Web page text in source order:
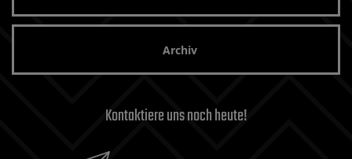
Archiv
Kontaktiere uns noch heute!